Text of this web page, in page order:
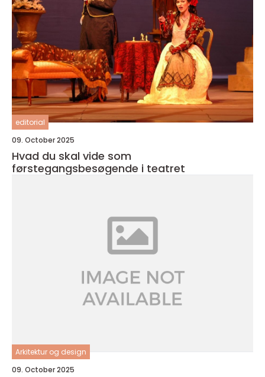
editorial
09. October 2025
Hvad du skal vide som
førstegangsbesøgende i teatret
Arkitektur og design
09. October 2025